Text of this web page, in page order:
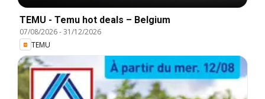
TEMU - Temu hot deals – Belgium
07/08/2026-31/12/2026
TEMU